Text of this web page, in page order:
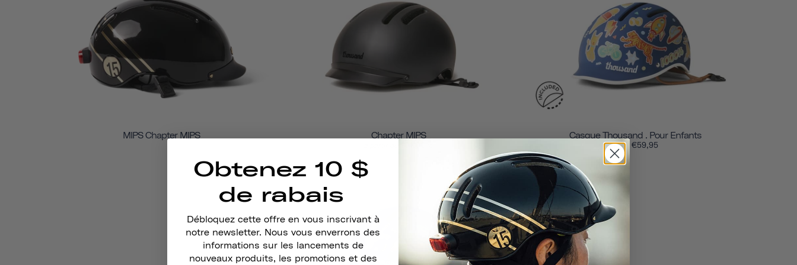
MIPS Chapter MIPS Chapter MIPS Casque Thousand . Pour Enfants
from €59,95
Obtenez 10 $
de rabais
Débloquez cette offre en vous inscrivant à
notre newsletter. Nous vous enverrons des
informations sur les lancements de
nouveaux produits, les promotions et des